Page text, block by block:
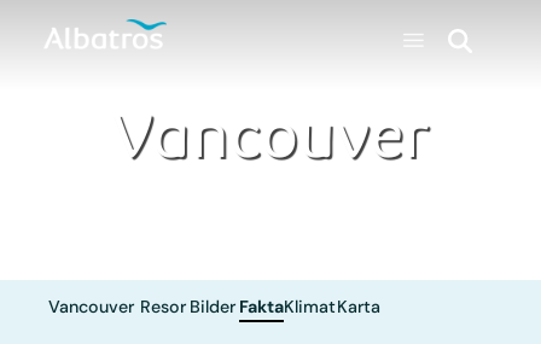
Vancouver
Vancouver Resor Bilder FaktaKlimatKarta